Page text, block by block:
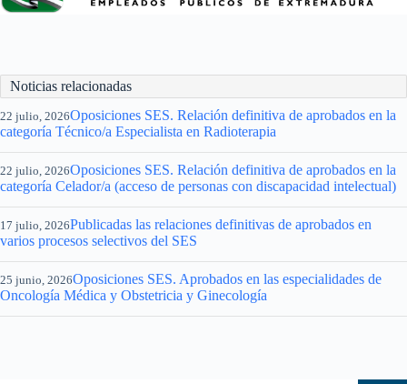
Noticias relacionadas
22 julio, 2026Oposiciones SES. Relación definitiva de aprobados en la
categoría Técnico/a Especialista en Radioterapia
22 julio, 2026Oposiciones SES. Relación definitiva de aprobados en la
categoría Celador/a (acceso de personas con discapacidad intelectual)
17 julio, 2026Publicadas las relaciones definitivas de aprobados en
varios procesos selectivos del SES
25 junio, 2026Oposiciones SES. Aprobados en las especialidades de
Oncología Médica y Obstetricia y Ginecología